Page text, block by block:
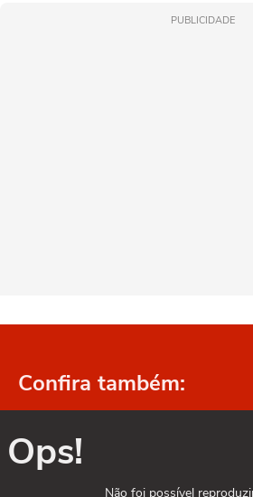
PUBLICIDADE
Confira também:
Ops!
Não foi possível